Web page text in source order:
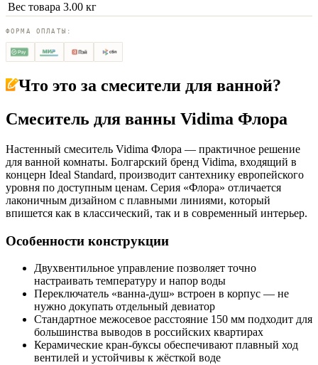
Вес товара 3.00 кг
ФОРМА ОПЛАТЫ:
Что это за смесители для ванной?
Смеситель для ванны Vidima Флора
Настенный смеситель Vidima Флора — практичное решение
для ванной комнаты. Болгарский бренд Vidima, входящий в
концерн Ideal Standard, производит сантехнику европейского
уровня по доступным ценам. Серия «Флора» отличается
лаконичным дизайном с плавными линиями, который
впишется как в классический, так и в современный интерьер.
Особенности конструкции
Двухвентильное управление позволяет точно
настраивать температуру и напор воды
Переключатель «ванна-душ» встроен в корпус — не
нужно докупать отдельный девиатор
Стандартное межосевое расстояние 150 мм подходит для
большинства выводов в российских квартирах
Керамические кран-буксы обеспечивают плавный ход
вентилей и устойчивы к жёсткой воде